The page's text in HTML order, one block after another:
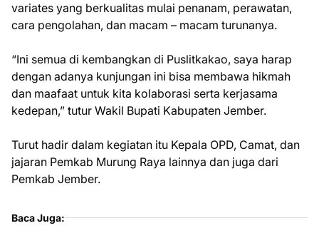
variates yang berkualitas mulai penanam, perawatan,
cara pengolahan, dan macam – macam turunanya.
“Ini semua di kembangkan di Puslitkakao, saya harap
dengan adanya kunjungan ini bisa membawa hikmah
dan maafaat untuk kita kolaborasi serta kerjasama
kedepan,” tutur Wakil Bupati Kabupaten Jember.
Turut hadir dalam kegiatan itu Kepala OPD, Camat, dan
jajaran Pemkab Murung Raya lainnya dan juga dari
Pemkab Jember.
Baca Juga: